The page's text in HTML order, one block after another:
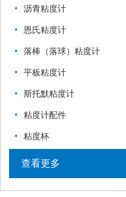
沥青粘度计
恩氏粘度计
落棒（落球）粘度计
平板粘度计
斯托默粘度计
粘度计配件
粘度杯
查看更多